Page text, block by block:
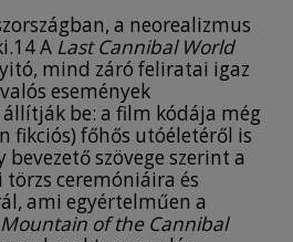
a neorealizmus
A Last Cannibal World
mind záró feliratai igaz
események
be: a film kódája még
fikciós) főhős utóéletéről is
szövege szerint a
törzs ceremóniáira és
ami egyértelműen a
Mountain of the Cannibal